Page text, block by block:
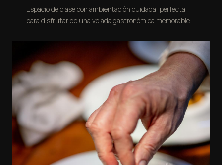
Espacio de clase con ambientación cuidada, perfecta
para disfrutar de una velada gastronómica memorable.